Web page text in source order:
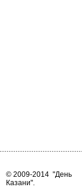
© 2009-2014 "День
Казани".